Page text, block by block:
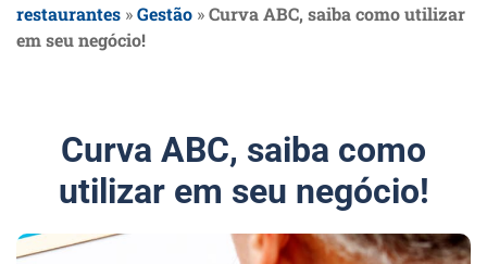
restaurantes »Gestão »Curva ABC, saiba como utilizar
em seu negócio!
Curva ABC, saiba como
utilizar em seu negócio!